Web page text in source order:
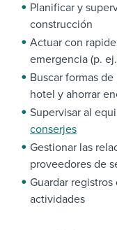
Planificar y
construcción
Actuar con
emergencia (p.
Buscar formas
hotel y ahorrar
Supervisar al
conserjes
Gestionar las
proveedores de
Guardar
actividades